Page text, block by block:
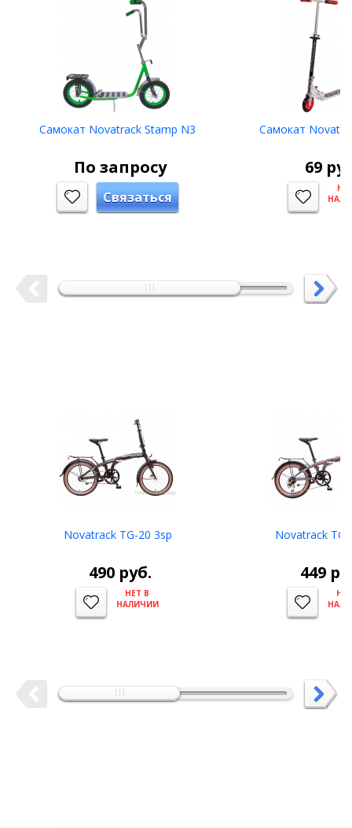
Самокат Novatrack Stamp N3
По запросу
Связаться
Самокат
69
Novatrack TG-20 3sp
490руб.
НЕТ В
НАЛИЧИИ
Novatrack
449